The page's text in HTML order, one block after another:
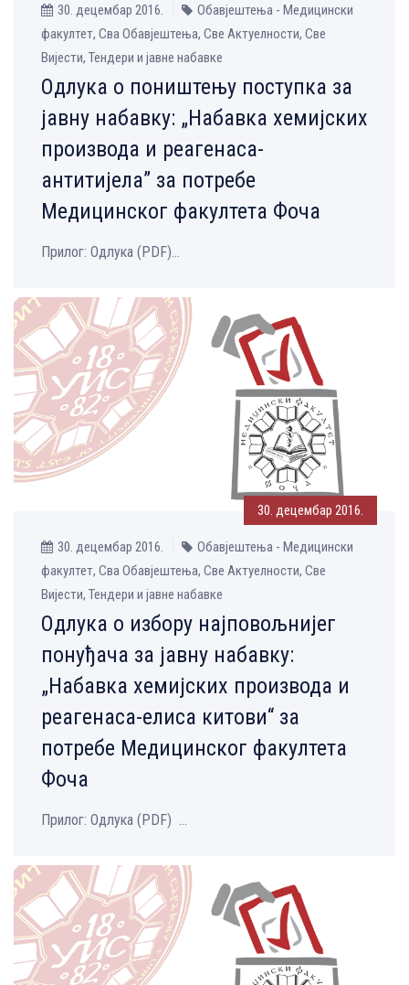
30. децембар 2016.
Обавјештења - Медицински
факултет, Сва Обавјештења, Све Aктуелности, Све
Вијести, Тендери и јавне набавке
Одлука о поништењу поступка за
јавну набавку: „Набавка хемијских
производа и реагенаса-
антитијела” за потребе
Медицинског факултета Фоча
Прилог: Одлука (PDF)...
30. децембар 2016.
30. децембар 2016.
Обавјештења - Медицински
факултет, Сва Обавјештења, Све Aктуелности, Све
Вијести, Тендери и јавне набавке
Одлука о избору најповољнијег
понуђача за јавну набавку:
„Набавка хемијских производа и
реагенаса-елиса китови“ за
потребе Медицинског факултета
Фоча
Прилог: Одлука (PDF) ...